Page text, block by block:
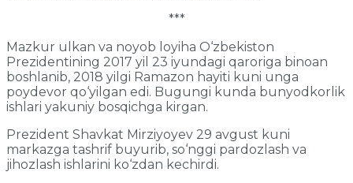
***
Mazkur ulkan va noyob loyiha O‘zbekiston
Prezidentining 2017 yil 23 iyundagi qaroriga binoan
boshlanib, 2018 yilgi Ramazon hayiti kuni unga
poydevor qo‘yilgan edi. Bugungi kunda bunyodkorlik
ishlari yakuniy bosqichga kirgan.
Prezident Shavkat Mirziyoyev 29 avgust kuni
markazga tashrif buyurib, so‘nggi pardozlash va
jihozlash ishlarini ko‘zdan kechirdi.